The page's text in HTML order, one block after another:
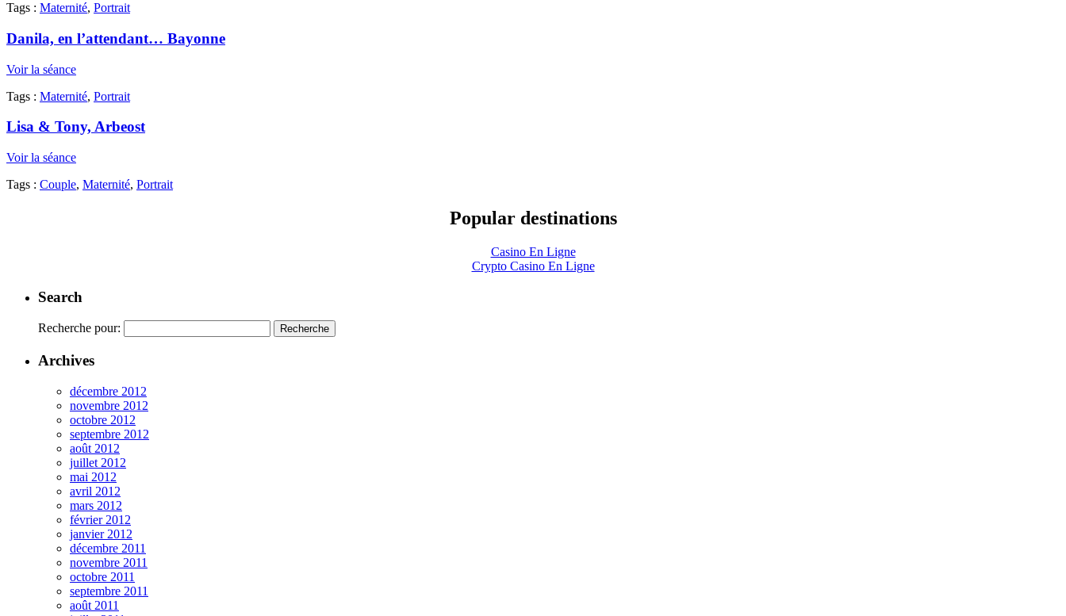
Tags : Maternité, Portrait
Danila, en l’attendant… Bayonne
Voir la séance
Tags : Maternité, Portrait
Lisa & Tony, Arbeost
Voir la séance
Tags : Couple, Maternité, Portrait
Popular destinations
Casino En Ligne
Crypto Casino En Ligne
Search
Recherche pour:
Archives
décembre 2012
novembre 2012
octobre 2012
septembre 2012
août 2012
juillet 2012
mai 2012
avril 2012
mars 2012
février 2012
janvier 2012
décembre 2011
novembre 2011
octobre 2011
septembre 2011
août 2011